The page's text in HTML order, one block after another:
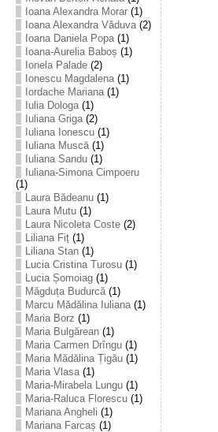
Ioana Alexandra Morar(1)
Ioana Alexandra Văduva(2)
Ioana Daniela Popa(1)
Ioana-Aurelia Baboș (1)
Ionela Palade(2)
Ionescu Magdalena(1)
Iordache Mariana(1)
Iulia Dologa(1)
Iuliana Griga(2)
Iuliana Ionescu(1)
Iuliana Muscă(1)
Iuliana Sandu(1)
Iuliana-Simona Cimpoeru
(1)
Laura Bădeanu(1)
Laura Mutu(1)
Laura Nicoleta Coste(2)
Liliana Fiț(1)
Liliana Stan(1)
Lucia Cristina Turosu(1)
Lucia Șomoiag(1)
Măgduța Budurcă(1)
Marcu Mădălina Iuliana(1)
Maria Borz (1)
Maria Bulgărean(1)
Maria Carmen Drîngu(1)
Maria Mădălina Țigău(1)
Maria Vlasa(1)
Maria-Mirabela Lungu(1)
Maria-Raluca Florescu(1)
Mariana Angheli (1)
Mariana Farcaș (1)